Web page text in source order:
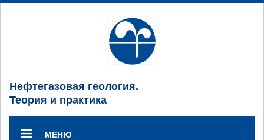
Нефтегазовая геология.
Теория и практика
МЕНЮ